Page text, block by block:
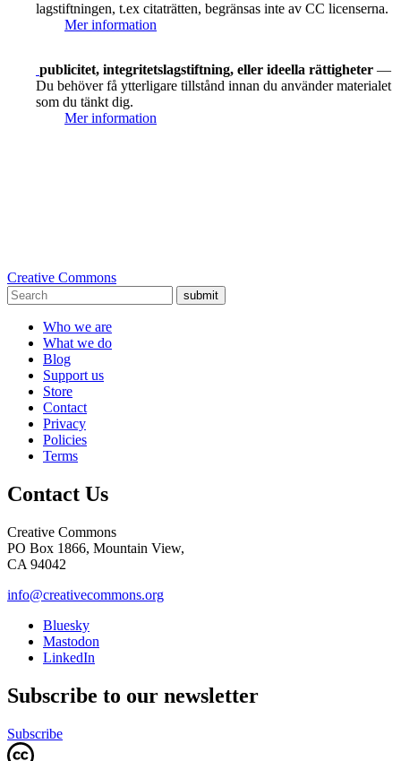
lagstiftningen, t.ex citaträtten, begränsas inte av CC licenserna.
Mer information
publicitet, integritetslagstiftning, eller ideella rättigheter —
Du behöver få ytterligare tillstånd innan du använder materialet
som du tänkt dig.
Mer information
Creative Commons
submit
Who we are
What we do
Blog
Support us
Store
Contact
Privacy
Policies
Terms
Contact Us
Creative Commons
PO Box 1866, Mountain View,
CA 94042
info@creativecommons.org
Bluesky
Mastodon
LinkedIn
Subscribe to our newsletter
Subscribe